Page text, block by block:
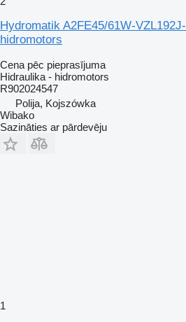
Hydromatik A2FE45/61W-
hidromotors
Cena pēc pieprasījuma
Hidraulika - hidromotors
R902024547
Polija, Kojszówka
Wibako
Sazināties ar pārdevēju
1